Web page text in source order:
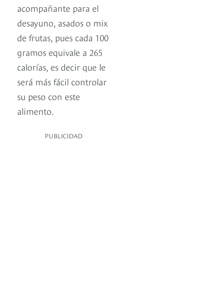
acompañante para el
desayuno, asados o mix
de frutas, pues cada 100
gramos equivale a 265
calorías, es decir que le
será más fácil controlar
su peso con este
alimento.
PUBLICIDAD